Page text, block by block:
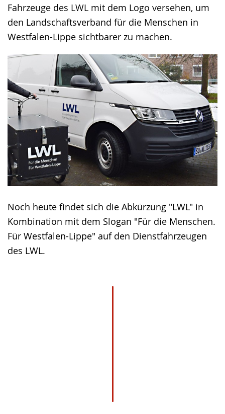
Fahrzeuge des LWL mit dem Logo versehen, um
den Landschaftsverband für die Menschen in
Westfalen-Lippe sichtbarer zu machen.
Noch heute findet sich die Abkürzung "LWL" in
Kombination mit dem Slogan "Für die Menschen.
Für Westfalen-Lippe" auf den Dienstfahrzeugen
des LWL.